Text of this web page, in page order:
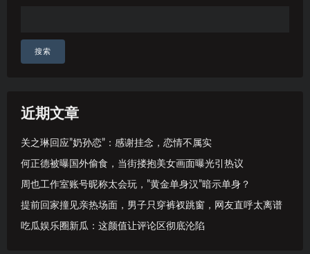
搜索
近期文章
关之琳回应”奶孙恋”：感谢挂念，恋情不属实
何正德被曝国外偷食，当街搂抱美女画面曝光引热议
周也工作室账号昵称太会玩，”黄金单身汉”暗示单身？
提前回家撞见亲热场面，男子只穿裤衩跳窗，网友直呼太离谱
吃瓜娱乐圈新瓜：这颜值让评论区彻底沦陷